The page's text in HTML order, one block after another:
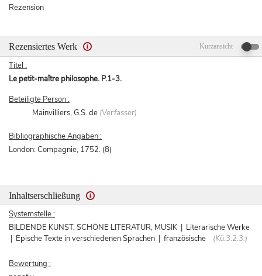
Rezension
Rezensiertes Werk Kurzansicht
Titel :
Le petit-maître philosophe. P.1-3.
Beteiligte Person :
Mainvilliers, G.S. de (Verfasser)
Bibliographische Angaben :
London: Compagnie, 1752. (8)
Inhaltserschließung
Systemstelle :
BILDENDE KUNST, SCHÖNE LITERATUR, MUSIK | Literarische Werke
| Epische Texte in verschiedenen Sprachen | französische
(Kü.3.2.3.)
Bewertung :